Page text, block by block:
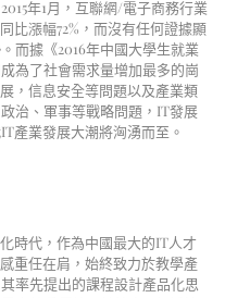
2015年1月，互聯網/電子商務行業
比漲幅72% ，而沒有任何證據顯
而據《2016年中國大學生就業
為了社會需求量增加最多的崗
，信息安全等問題以及產業類
治、軍事等戰略問題， IT發展
IT產業發展大潮將洶湧而至。
時代，作為中國最大的IT人才
重任在肩，始終致力於教學產
率先提出的課程設計產品化思